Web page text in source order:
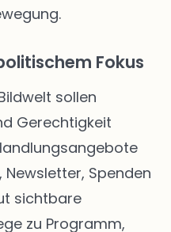
Fokus
sollen
Gerechtigkeit
Spenden
sichtbare
zu Programm,